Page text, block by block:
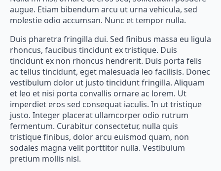
augue. Etiam bibendum arcu ut urna vehicula, sed
molestie odio accumsan. Nunc et tempor nulla.
Duis pharetra fringilla dui. Sed finibus massa eu ligula
rhoncus, faucibus tincidunt ex tristique. Duis
tincidunt ex non rhoncus hendrerit. Duis porta felis
ac tellus tincidunt, eget malesuada leo facilisis. Donec
vestibulum dolor ut justo tincidunt fringilla. Aliquam
et leo et nisi porta convallis ornare ac lorem. Ut
imperdiet eros sed consequat iaculis. In ut tristique
justo. Integer placerat ullamcorper odio rutrum
fermentum. Curabitur consectetur, nulla quis
tristique finibus, dolor arcu euismod quam, non
sodales magna velit porttitor nulla. Vestibulum
pretium mollis nisl.